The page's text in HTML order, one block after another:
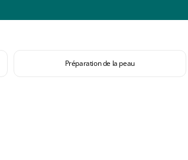
Préparation de la peau